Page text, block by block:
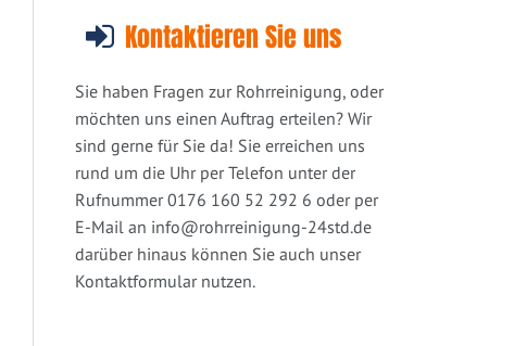
Kontaktieren Sie uns
Sie haben Fragen zur Rohrreinigung, oder
möchten uns einen Auftrag erteilen? Wir
sind gerne für Sie da! Sie erreichen uns
rund um die Uhr per Telefon unter der
Rufnummer 0176 160 52 292 6 oder per
E-Mail an info@rohrreinigung-24std.de
darüber hinaus können Sie auch unser
Kontaktformular nutzen.